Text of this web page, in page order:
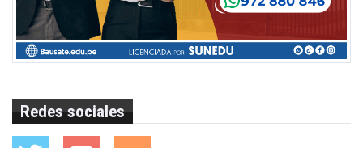
Redes sociales